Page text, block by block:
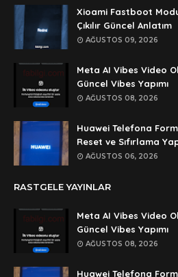
Anonymous
şifre ögrenebilirmiyim
Anonymous
🥰🥰🥰
Anonymous
dedezıplatan31 beğend👌
Anonymous
rar dosyasının şifresi nedir
Anonymous
lan şifre ne şifre
Xioami Fastboot
Çıkılır Güncel Anlatım
AĞUSTOS 09, 2026
Meta AI Vibes Video
Güncel Vibes Yapımı
AĞUSTOS 08, 2026
Huawei Telefona
Reset ve Sıfırlama
AĞUSTOS 06, 2026
RASTGELE YAYINLAR
Meta AI Vibes Video
Güncel Vibes Yapımı
AĞUSTOS 08, 2026
Huawei Telefona